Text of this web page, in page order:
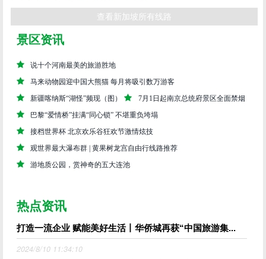
查看新加坡所有线路
景区资讯
说十个河南最美的旅游胜地
马来动物园迎中国大熊猫 每月将吸引数万游客
新疆喀纳斯“湖怪”频现（图）
7月1日起南京总统府景区全面禁烟
巴黎“爱情桥”挂满“同心锁” 不堪重负垮塌
接档世界杯 北京欢乐谷狂欢节激情炫技
观世界最大瀑布群 | 黄果树龙宫自由行线路推荐
游地质公园，赏神奇的五大连池
热点资讯
打造一流企业 赋能美好生活丨华侨城再获“中国旅游集...
2024/8/10 11:34:10